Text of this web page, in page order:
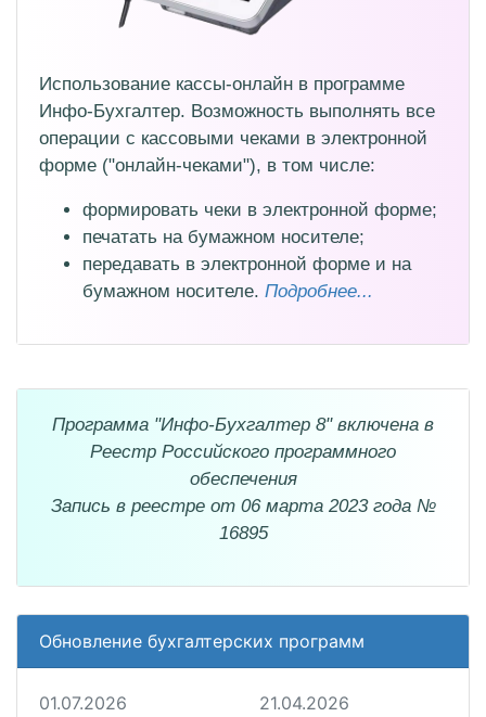
Использование кассы-онлайн в программе
Инфо-Бухгалтер. Возможность выполнять все
операции с кассовыми чеками в электронной
форме ("онлайн-чеками"), в том числе:
формировать чеки в электронной форме;
печатать на бумажном носителе;
передавать в электронной форме и на
бумажном носителе. Подробнее...
Программа "Инфо-Бухгалтер 8" включена в
Реестр Российского программного
обеспечения
Запись в реестре от 06 марта 2023 года №
16895
Обновление бухгалтерских программ
01.07.2026
21.04.2026